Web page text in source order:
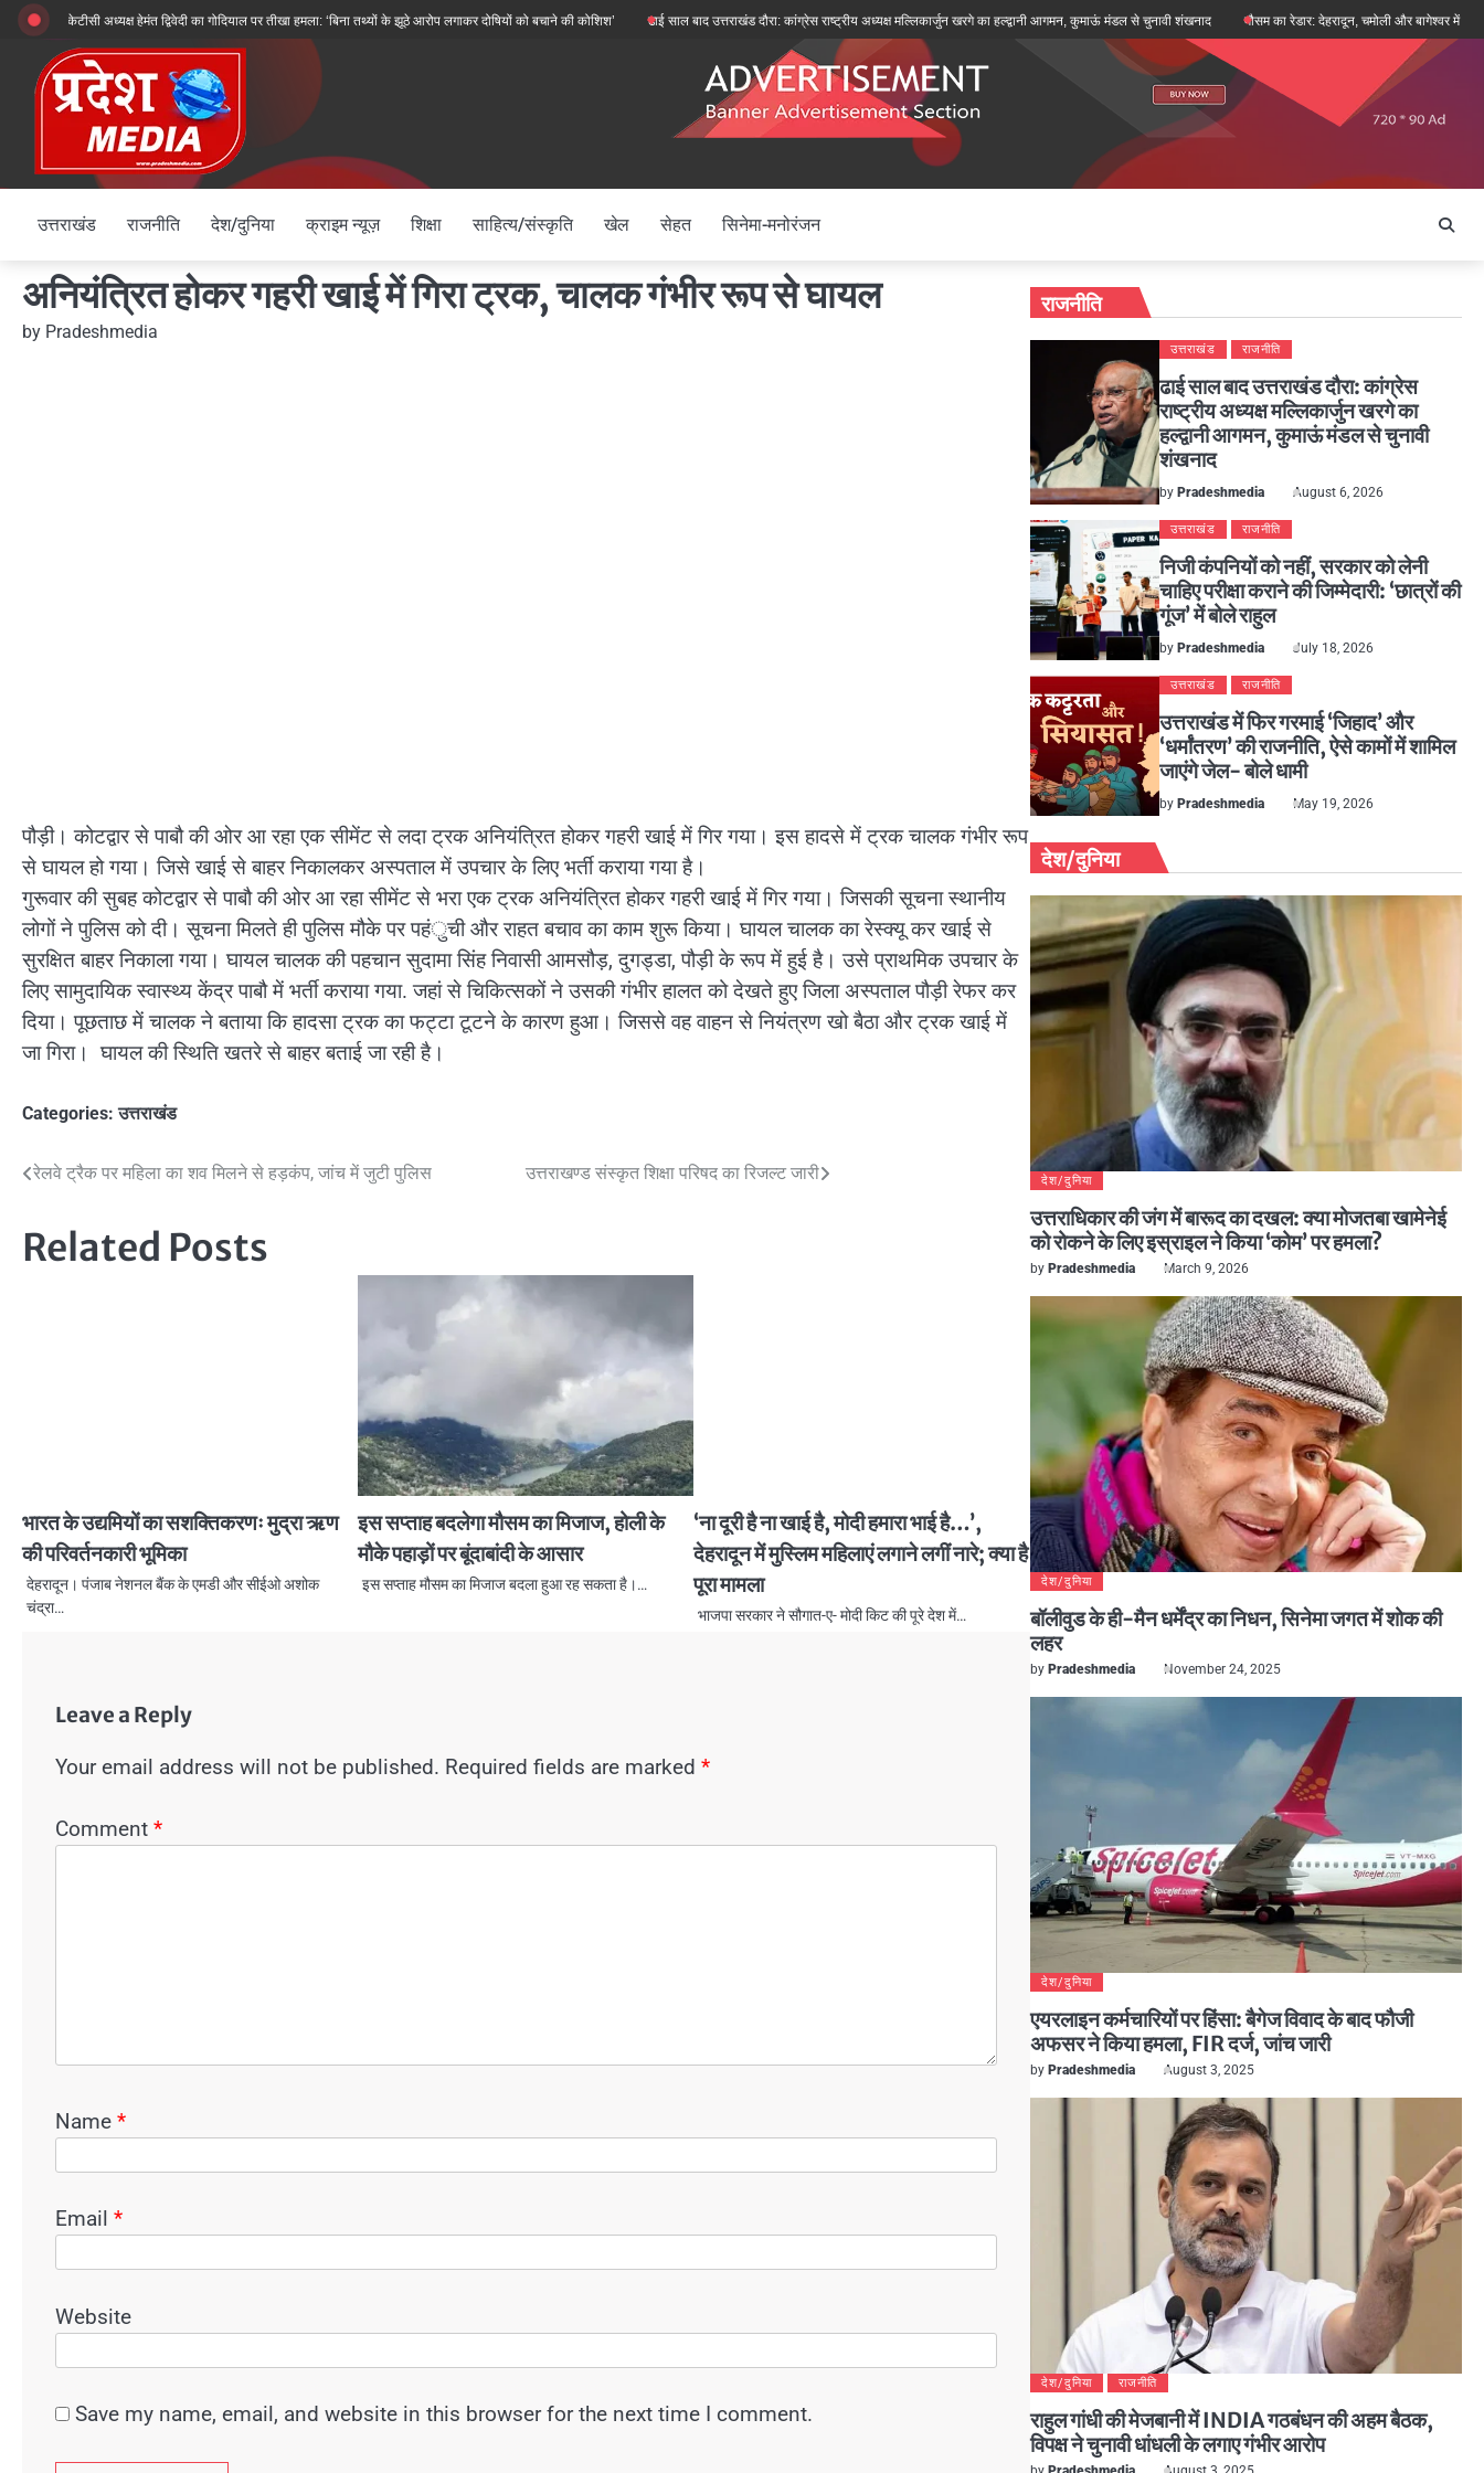
Skip
content
बीकेटीसी अध्यक्ष हेमंत द्विवेदी का गोदियाल पर तीखा हमला: ‘बिना तथ्यों के झूठे आरोप लगाकर दोषियों को बचाने की कोशिश’ ढाई साल बाद उत्तराखंड दौरा: कांग्रेस राष्ट्रीय अध्यक्ष मल्लिकार्जुन खरगे का हल्द्वानी आगमन, कुमाऊं मंडल से चुनावी शंखनाद मौसम का रेडार: देहरादून, चमोली और बागेश्वर में ऑरेंज
उत्तराखंड राजनीति देश/दुनिया क्राइम न्यूज़ शिक्षा साहित्य/संस्कृति खेल सेहत सिनेमा-मनोरंजन
अनियंत्रित होकर गहरी खाई में गिरा ट्रक, चालक गंभीर रूप से घायल
by Pradeshmedia
पौड़ी। कोटद्वार से पाबौ की ओर आ रहा एक सीमेंट से लदा ट्रक अनियंत्रित होकर गहरी खाई में गिर गया। इस हादसे में ट्रक चालक गंभीर रूप
से घायल हो गया। जिसे खाई से बाहर निकालकर अस्पताल में उपचार के लिए भर्ती कराया गया है।
गुरूवार की सुबह कोटद्वार से पाबौ की ओर आ रहा सीमेंट से भरा एक ट्रक अनियंत्रित होकर गहरी खाई में गिर गया। जिसकी सूचना स्थानीय
लोगों ने पुलिस को दी। सूचना मिलते ही पुलिस मौके पर पहंुची और राहत बचाव का काम शुरू किया। घायल चालक का रेस्क्यू कर खाई से
सुरक्षित बाहर निकाला गया। घायल चालक की पहचान सुदामा सिंह निवासी आमसौड़, दुगड्डा, पौड़ी के रूप में हुई है। उसे प्राथमिक उपचार के
लिए सामुदायिक स्वास्थ्य केंद्र पाबौ में भर्ती कराया गया. जहां से चिकित्सकों ने उसकी गंभीर हालत को देखते हुए जिला अस्पताल पौड़ी रेफर कर
दिया। पूछताछ में चालक ने बताया कि हादसा ट्रक का फट्टा टूटने के कारण हुआ। जिससे वह वाहन से नियंत्रण खो बैठा और ट्रक खाई में
जा गिरा। घायल की स्थिति खतरे से बाहर बताई जा रही है।
Categories:उत्तराखंड
Post
रेलवे ट्रैक पर महिला का शव मिलने से हड़कंप, जांच में जुटी पुलिस उत्तराखण्ड संस्कृत शिक्षा परिषद का रिजल्ट जारी
Related Posts
भारत के उद्यमियों का सशक्तिकरणः मुद्रा ऋण
की परिवर्तनकारी भूमिका
देहरादून। पंजाब नेशनल बैंक के एमडी और सीईओ अशोक
चंद्रा…
इस सप्ताह बदलेगा मौसम का मिजाज, होली के
मौके पहाड़ों पर बूंदाबांदी के आसार
इस सप्ताह मौसम का मिजाज बदला हुआ रह सकता है।…
‘ना दूरी है ना खाई है, मोदी हमारा भाई है…’,
देहरादून में मुस्लिम महिलाएं लगाने लगीं नारे; क्या है
पूरा मामला
भाजपा सरकार ने सौगात-ए- मोदी किट की पूरे देश में…
Leave a Reply
Your email address will not be published. Required fields are marked *
Comment *
Name *
Email *
Website
Save my name, email, and website in this browser for the next time I comment.
राजनीति
उत्तराखंड राजनीति
ढाई साल बाद उत्तराखंड दौरा: कांग्रेस
राष्ट्रीय अध्यक्ष मल्लिकार्जुन खरगे का
हल्द्वानी आगमन, कुमाऊं मंडल से चुनावी
शंखनाद
by Pradeshmedia August 6, 2026
उत्तराखंड राजनीति
निजी कंपनियों को नहीं, सरकार को लेनी
चाहिए परीक्षा कराने की जिम्मेदारी: ‘छात्रों की
गूंज’ में बोले राहुल
by Pradeshmedia July 18, 2026
उत्तराखंड राजनीति
उत्तराखंड में फिर गरमाई ‘जिहाद’ और
‘धर्मांतरण’ की राजनीति, ऐसे कामों में शामिल
जाएंगे जेल- बोले धामी
by Pradeshmedia May 19, 2026
देश/दुनिया
देश/दुनिया
उत्तराधिकार की जंग में बारूद का दखल: क्या मोजतबा खामेनेई
को रोकने के लिए इस्राइल ने किया ‘कोम’ पर हमला?
by Pradeshmedia March 9, 2026
देश/दुनिया
बॉलीवुड के ही-मैन धर्मेंद्र का निधन, सिनेमा जगत में शोक की
लहर
by Pradeshmedia November 24, 2025
देश/दुनिया
एयरलाइन कर्मचारियों पर हिंसा: बैगेज विवाद के बाद फौजी
अफसर ने किया हमला, FIR दर्ज, जांच जारी
by Pradeshmedia August 3, 2025
देश/दुनिया राजनीति
राहुल गांधी की मेजबानी में INDIA गठबंधन की अहम बैठक,
विपक्ष ने चुनावी धांधली के लगाए गंभीर आरोप